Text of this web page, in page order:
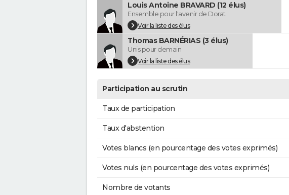
Louis Antoine BRAVARD (12 élus)
Ensemble pour l'avenir de Dorat
Voir la liste des élus
Thomas BARNÉRIAS (3 élus)
Unis pour demain
Voir la liste des élus
Participation au scrutin
Taux de participation
Taux d'abstention
Votes blancs (en pourcentage des votes exprimés)
Votes nuls (en pourcentage des votes exprimés)
Nombre de votants